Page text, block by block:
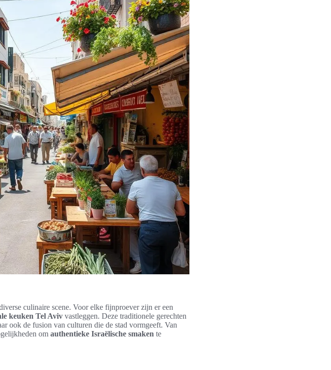
culinaire scene. Voor elke fijnproever zijn er een
keuken Tel Aviv vastleggen. Deze traditionele gerechten
ook de fusion van culturen die de stad vormgeeft. Van
om authentieke Israëlische smaken te